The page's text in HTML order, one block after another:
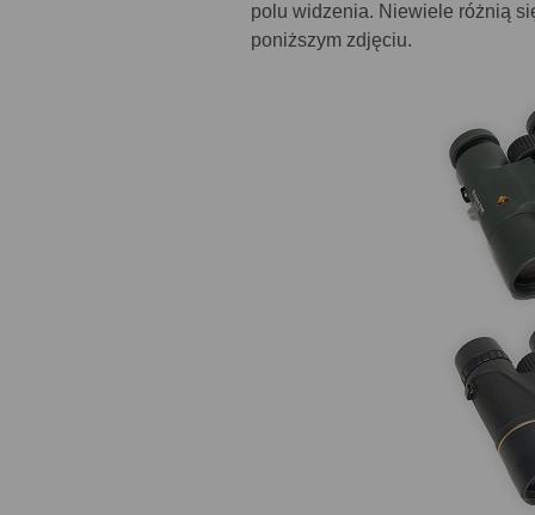
polu widzenia. Niewiele różnią
poniższym zdjęciu.